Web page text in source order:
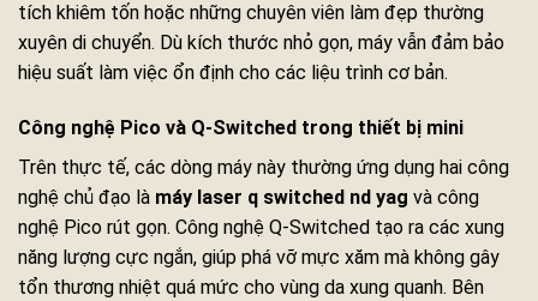
tích khiêm tốn hoặc những chuyên viên làm đẹp thường
xuyên di chuyển. Dù kích thước nhỏ gọn, máy vẫn đảm bảo
hiệu suất làm việc ổn định cho các liệu trình cơ bản.
Công nghệ Pico và Q-Switched trong thiết bị mini
Trên thực tế, các dòng máy này thường ứng dụng hai công
nghệ chủ đạo là máy laser q switched nd yag và công
nghệ Pico rút gọn. Công nghệ Q-Switched tạo ra các xung
năng lượng cực ngắn, giúp phá vỡ mực xăm mà không gây
tổn thương nhiệt quá mức cho vùng da xung quanh. Bên